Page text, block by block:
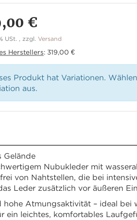
€
USt. , zzgl. Versand
Herstellers: 319,00 €
Produkt hat Variationen.
aus.
Gelände
Nubukleder mit
von Nahtstellen, die bei
Leder zusätzlich vor äußeren
Atmungsaktivität – ideal bei
ein leichtes, komfortables